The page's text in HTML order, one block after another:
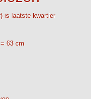
is laatste kwartier
63 cm